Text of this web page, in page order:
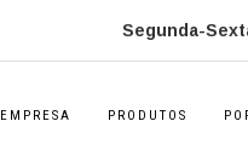
Segunda-
EMPRESA PRODUTOS